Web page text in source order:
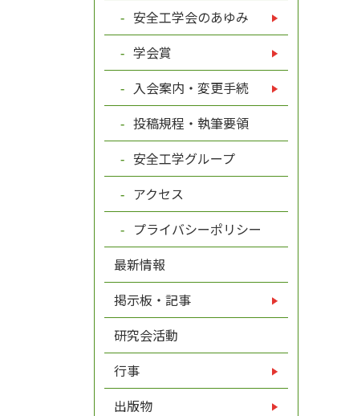
安全工学会のあゆみ
学会賞
入会案内・変更手続
投稿規程・執筆要領
安全工学グループ
アクセス
プライバシーポリシー
最新情報
掲示板・記事
研究会活動
行事
出版物